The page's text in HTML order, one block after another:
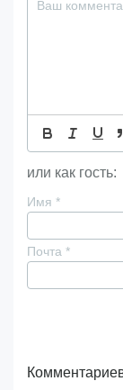
или как гость:
Имя *
Почта *